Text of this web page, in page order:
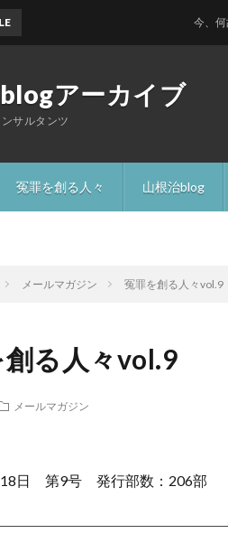
アーカイブ
サルタンツ
冤罪を創る人々 山根治blog
今、何故
メールマガジン 冤罪を創る人々vol.9
る人々vol.9
メールマガジン
18日 第9号 発行部数：206部